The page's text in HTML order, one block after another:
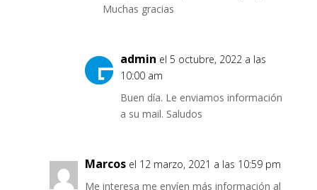
Muchas gracias
admin el 5 octubre, 2022 a las
10:00 am
Buen día. Le enviamos información
a su mail. Saludos
Marcos el 12 marzo, 2021 a las 10:59 pm
Me interesa me envíen más información al